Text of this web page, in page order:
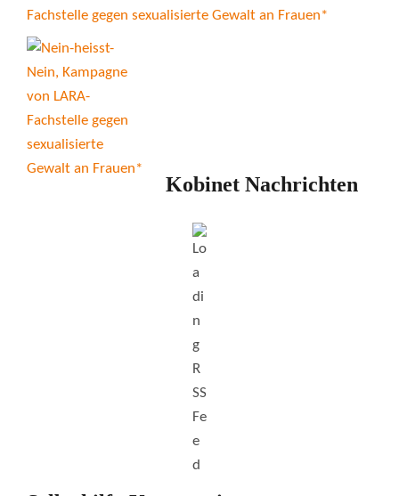
Fachstelle gegen sexualisierte Gewalt an Frauen*
Kobinet Nachrichten